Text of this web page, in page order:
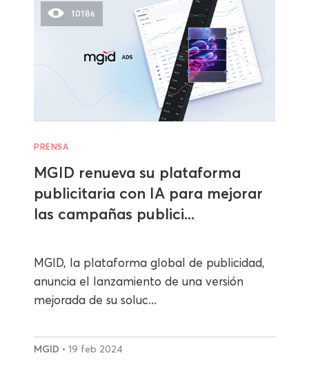
10186
PRENSA
MGID renueva su plataforma
publicitaria con IA para mejorar
las campañas publici...
MGID, la plataforma global de publicidad,
anuncia el lanzamiento de una versión
mejorada de su soluc...
MGID • 19 feb 2024